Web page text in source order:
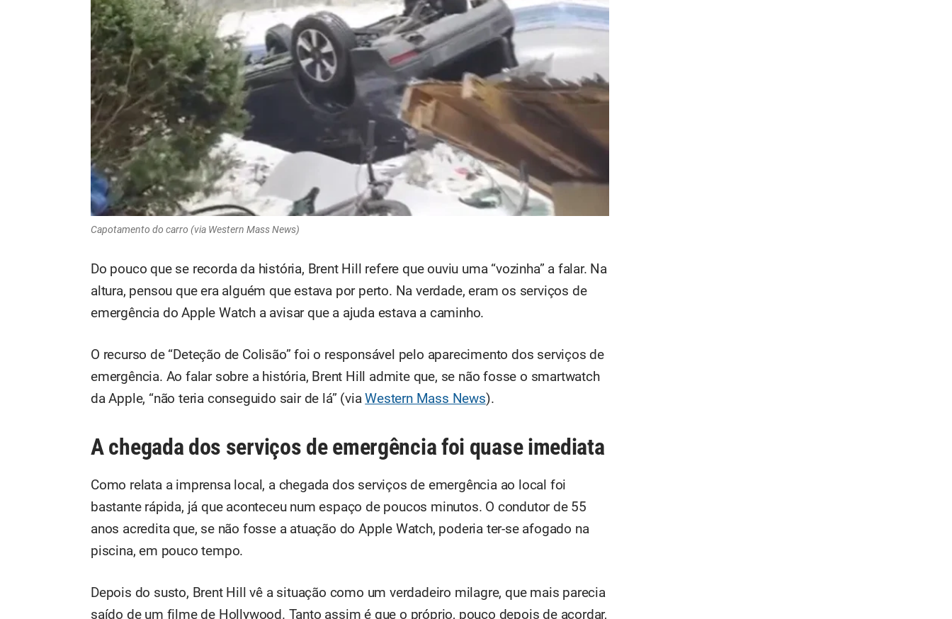
Capotamento do carro (via Western Mass News)
Do pouco que se recorda da história, Brent Hill refere que ouviu uma “vozinha” a falar. Na
altura, pensou que era alguém que estava por perto. Na verdade, eram os serviços de
emergência do Apple Watch a avisar que a ajuda estava a caminho.
O recurso de “Deteção de Colisão” foi o responsável pelo aparecimento dos serviços de
emergência. Ao falar sobre a história, Brent Hill admite que, se não fosse o smartwatch
da Apple, “não teria conseguido sair de lá” (viaWestern Mass News).
A chegada dos serviços de emergência foi quase imediata
Como relata a imprensa local, a chegada dos serviços de emergência ao local foi
bastante rápida, já que aconteceu num espaço de poucos minutos. O condutor de 55
anos acredita que, se não fosse a atuação do Apple Watch, poderia ter-se afogado na
piscina, em pouco tempo.
Depois do susto, Brent Hill vê a situação como um verdadeiro milagre, que mais parecia
saído de um filme de Hollywood. Tanto assim é que o próprio, pouco depois de acordar,